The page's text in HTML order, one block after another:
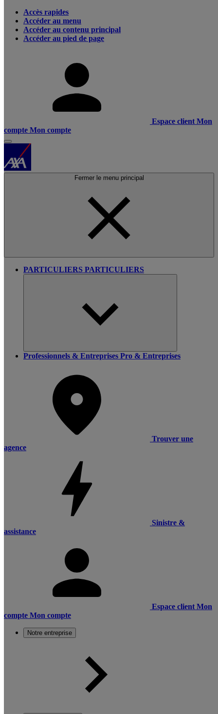
Accès rapides
Accéder au menu
Accéder au contenu principal
Accéder au pied de page
Espace client Mon
compte Mon compte
Fermer le menu principal
PARTICULIERS PARTICULIERS
Professionnels & Entreprises Pro & Entreprises
Trouver une
agence
Sinistre &
assistance
Espace client Mon
compte Mon compte
Notre entreprise